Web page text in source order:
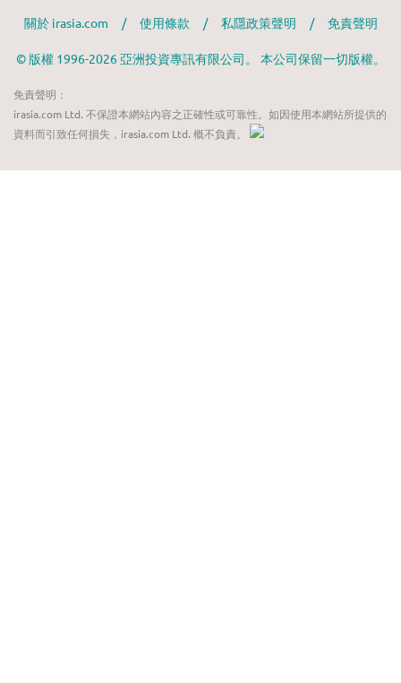
關於 irasia.com / 使用條款 / 私隱政策聲明 / 免責聲明
© 版權 1996-2026 亞洲投資專訊有限公司。 本公司保留一切版權。
免責聲明：
irasia.com Ltd. 不保證本網站內容之正確性或可靠性。如因使用本網站所提供的
資料而引致任何損失，irasia.com Ltd. 概不負責。